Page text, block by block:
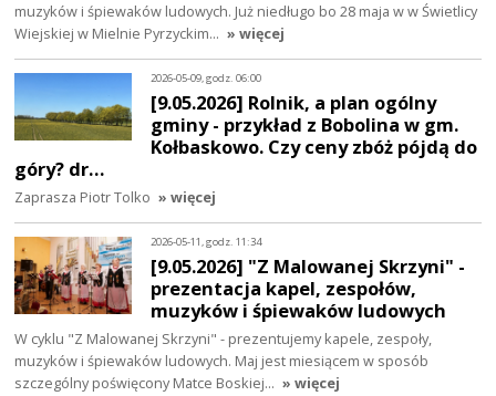
muzyków i śpiewaków ludowych. Już niedługo bo 28 maja w w Świetlicy
Wiejskiej w Mielnie Pyrzyckim… » więcej
2026-05-09, godz. 06:00
[9.05.2026] Rolnik, a plan ogólny
gminy - przykład z Bobolina w gm.
Kołbaskowo. Czy ceny zbóż pójdą do
góry? dr…
Zaprasza Piotr Tolko » więcej
2026-05-11, godz. 11:34
[9.05.2026] "Z Malowanej Skrzyni" -
prezentacja kapel, zespołów,
muzyków i śpiewaków ludowych
W cyklu "Z Malowanej Skrzyni" - prezentujemy kapele, zespoły,
muzyków i śpiewaków ludowych. Maj jest miesiącem w sposób
szczególny poświęcony Matce Boskiej… » więcej